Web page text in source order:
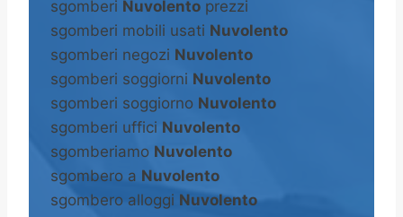
sgomberi Nuvolento prezzi
sgomberi mobili usati Nuvolento
sgomberi negozi Nuvolento
sgomberi soggiorni Nuvolento
sgomberi soggiorno Nuvolento
sgomberi uffici Nuvolento
sgomberiamo Nuvolento
sgombero a Nuvolento
sgombero alloggi Nuvolento